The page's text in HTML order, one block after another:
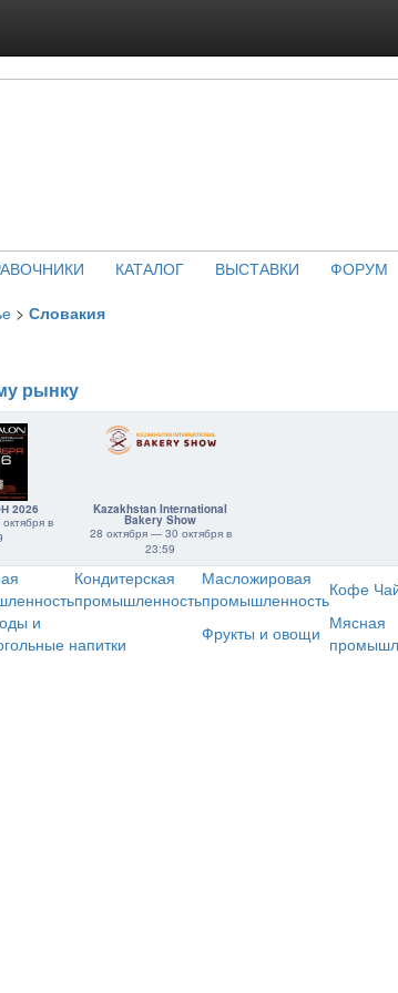
КАТАЛОГ ВЫСТАВКИ ФОРУМ
> Словакия
рынку
2026
в
Kazakhstan International
Bakery Show
28 октября — 30 октября в
23:59
Кондитерская
промышленность
Масложировая
промышленностьКофе
и
напитки
Фрукты и овощи Мясная